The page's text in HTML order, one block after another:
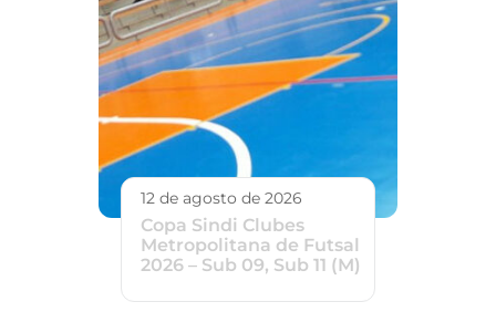
12 de agosto de 2026
Copa Sindi Clubes
Metropolitana de Futsal
2026 – Sub 09, Sub 11 (M)